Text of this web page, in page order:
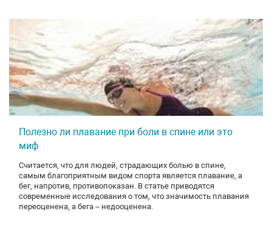
Полезно ли плавание при боли в спине или это
миф
Считается, что для людей, страдающих болью в спине,
самым благоприятным видом спорта является плавание, а
бег, напротив, противопоказан. В статье приводятся
современные исследования о том, что значимость плавания
переоценена, а бега – недооценена.